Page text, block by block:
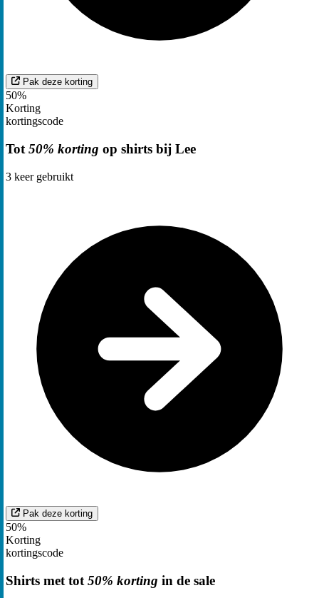
Pak deze korting
50%
Korting
kortingscode
Tot 50% korting op shirts bij Lee
3 keer gebruikt
Pak deze korting
50%
Korting
kortingscode
Shirts met tot 50% korting in de sale